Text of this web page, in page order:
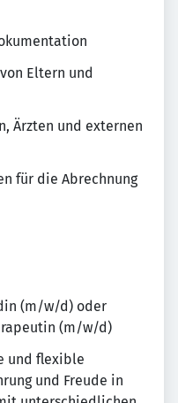
Eltern und
Ärzten und externen
für die Abrechnung
(m/w/d) oder
(m/w/d)
und flexible
und Freude in